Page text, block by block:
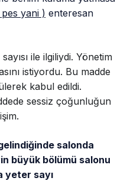
pes yani ) enteresan
ile ilgiliydi. Yönetim
istiyordu. Bu madde
kabul edildi.
sessiz çoğunluğun
salonda
büyük bölümü salonu
yeter sayı